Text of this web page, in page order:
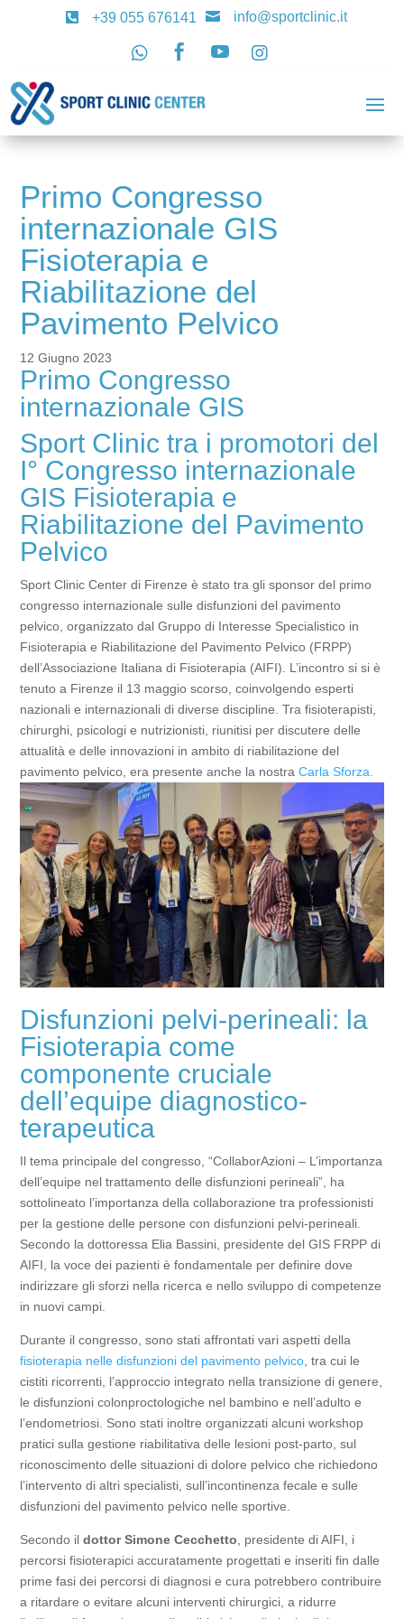
 +39 055 676141  info@sportclinic.it
   
Primo Congresso
internazionale GIS
Fisioterapia e
Riabilitazione del
Pavimento Pelvico
12 Giugno 2023
Primo Congresso
internazionale GIS
Sport Clinic tra i promotori del
I° Congresso internazionale
GIS Fisioterapia e
Riabilitazione del Pavimento
Pelvico
Sport Clinic Center di Firenze è stato tra gli sponsor del primo
congresso internazionale sulle disfunzioni del pavimento
pelvico, organizzato dal Gruppo di Interesse Specialistico in
Fisioterapia e Riabilitazione del Pavimento Pelvico (FRPP)
dell’Associazione Italiana di Fisioterapia (AIFI). L’incontro si si è
tenuto a Firenze il 13 maggio scorso, coinvolgendo esperti
nazionali e internazionali di diverse discipline. Tra fisioterapisti,
chirurghi, psicologi e nutrizionisti, riunitisi per discutere delle
attualità e delle innovazioni in ambito di riabilitazione del
pavimento pelvico, era presente anche la nostraCarla Sforza.
Disfunzioni pelvi-perineali: la
Fisioterapia come
componente cruciale
dell’equipe diagnostico-
terapeutica
Il tema principale del congresso, “CollaborAzioni – L’importanza
dell’equipe nel trattamento delle disfunzioni perineali”, ha
sottolineato l’importanza della collaborazione tra professionisti
per la gestione delle persone con disfunzioni pelvi-perineali.
Secondo la dottoressa Elia Bassini, presidente del GIS FRPP di
AIFI, la voce dei pazienti è fondamentale per definire dove
indirizzare gli sforzi nella ricerca e nello sviluppo di competenze
in nuovi campi.
Durante il congresso, sono stati affrontati vari aspetti della
fisioterapia nelle disfunzioni del pavimento pelvico , tra cui le
cistiti ricorrenti, l’approccio integrato nella transizione di genere,
le disfunzioni colonproctologiche nel bambino e nell’adulto e
l’endometriosi. Sono stati inoltre organizzati alcuni workshop
pratici sulla gestione riabilitativa delle lesioni post-parto, sul
riconoscimento delle situazioni di dolore pelvico che richiedono
l’intervento di altri specialisti, sull’incontinenza fecale e sulle
disfunzioni del pavimento pelvico nelle sportive.
Secondo ildottor Simone Cecchetto , presidente di AIFI, i
percorsi fisioterapici accuratamente progettati e inseriti fin dalle
prime fasi dei percorsi di diagnosi e cura potrebbero contribuire
a ritardare o evitare alcuni interventi chirurgici, a ridurre